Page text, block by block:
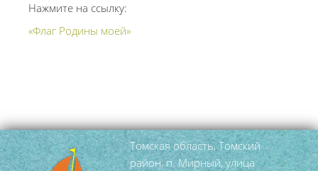
Нажмите на ссылку:
«Флаг Родины моей»
Томская область, Томский
район, п. Мирный, улица